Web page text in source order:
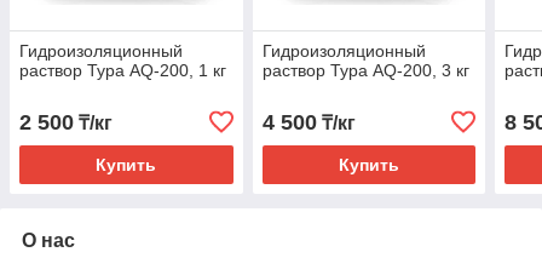
Гидроизоляционный
раствор Тура AQ-200, 1 кг
2 500 ₸/кг
Купить
Гидроизоляционный
раствор Тура AQ-200, 3 кг
4 500₸/кг
Купить
8
О нас